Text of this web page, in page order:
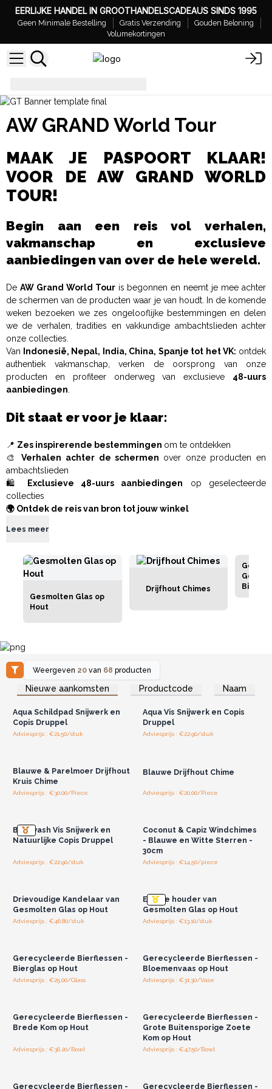
EERLIJKE HANDEL IN GROOTHANDELSCADEAUS SINDS 1995
Geen Minimale Bestelling Gratis Verzending
Gouden Beloning
Volumekortingen
AW GRAND World Tour
MAAK JE PASPOORT KLAAR!
VOOR DE AW GRAND WORLD
TOUR!
Begin aan een reis vol verhalen,
vakmanschap en exclusieve
aanbiedingen van over de hele wereld.
De AW Grand World Touris begonnen en neemt je mee achter
de schermen van de producten waar je van houdt. In de komende
weken bezoeken we zes ongelooflijke bestemmingen en delen
we de verhalen, tradities en vakkundige ambachtslieden achter
onze collecties.
Van Indonesië, Nepal, India, China, Spanje tot het VK: ontdek
authentiek vakmanschap, verken de oorsprong van onze
producten en profiteer onderweg van exclusieve 48-uurs
aanbiedingen
Dit staat er voor je klaar:
📍 Zes inspirerende bestemmingen om te ontdekken
🎨Verhalen achter de schermen over onze producten en
ambachtslieden
🛍️
Exclusieve 48-uurs aanbiedingen op geselecteerde
collecties
🌍 Ontdek de reis van bron tot jouw winkel
Lees meer
Gesmolten Glas op
Hout
Drijfhout Chimes
Hout
Weergeven 20 van 68 producten
Nieuwe aankomsten Productcode Naam
Log in of registreer u voor
groothandelsprijzen.
Aqua Schildpad Snijwerk en
Copis Druppel
Adviesprijs : €21.50/stuk
Log in of registreer u voor
groothandelsprijzen.
Aqua Vis Snijwerk en Copis
Druppel
Adviesprijs : €22.90/stuk
Blauwe & Parelmoer Drijfhout
Kruis Chime
Adviesprijs : €30.00/Piece
Blauwe Drijfhout Chime
Adviesprijs : €20.00/Piece
Bluewash Vis Snijwerk en
Natuurlijke Copis Druppel
Adviesprijs : €22.90/stuk
Coconut & Capiz Windchimes
- Blauwe en Witte Sterren -
30cm
Adviesprijs : €14.50/piece
Drievoudige Kandelaar van
Gesmolten Glas op Hout
Adviesprijs : €46.80/stuk
Enkele houder van
Gesmolten Glas op Hout
Adviesprijs : €13.10/stuk
Gerecycleerde Bierflessen -
Bierglas op Hout
Adviesprijs : €25.00/Glass
Gerecycleerde Bierflessen -
Bloemenvaas op Hout
Adviesprijs : €31.30/Vase
Gerecycleerde Bierflessen -
Brede Kom op Hout
Adviesprijs : €36.20/Bowl
Gerecycleerde Bierflessen -
Grote Buitensporige Zoete
Kom op Hout
Adviesprijs : €47.50/Bowl
Gerecycleerde Bierflessen - Gerecycleerde Bierflessen -